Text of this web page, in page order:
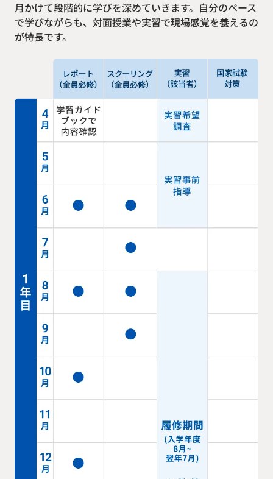
月かけて段階的に学びを深めていきます。自分のペース
で学びながらも、対面授業や実習で現場感覚を養えるの
が特長です。